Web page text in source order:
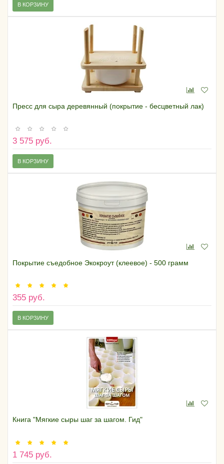
В КОРЗИНУ
Пресс для сыра деревянный (покрытие - бесцветный лак)
3 575 руб.
В КОРЗИНУ
Покрытие съедобное Экокроут (клеевое) - 500 грамм
355 руб.
В КОРЗИНУ
Книга "Мягкие сыры шаг за шагом. Гид"
1 745 руб.